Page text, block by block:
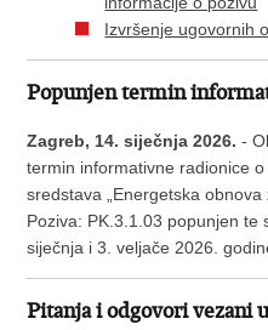
Izvršenje ugovornih
Popunjen termin
Zagreb, 14. siječnja 2026. -
termin informativne radionice
sredstava „Energetska
Poziva: PK.3.1.03 popunjen te
siječnja i 3. veljače 2026.
Pitanja i odgovori vezani